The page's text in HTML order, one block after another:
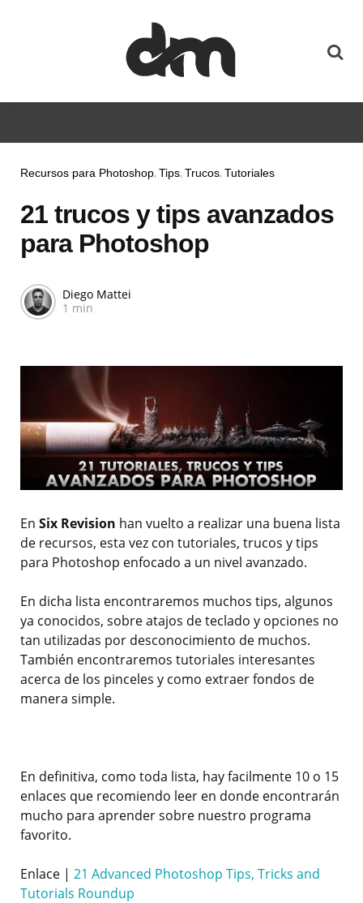
Recursos para Photoshop Tips Trucos Tutoriales
21 trucos y tips avanzados
para Photoshop
Diego Mattei
1 min
En Six Revision han vuelto a realizar una buena lista
de recursos, esta vez con tutoriales, trucos y tips
para Photoshop enfocado a un nivel avanzado.
En dicha lista encontraremos muchos tips, algunos
ya conocidos, sobre atajos de teclado y opciones no
tan utilizadas por desconocimiento de muchos.
También encontraremos tutoriales interesantes
acerca de los pinceles y como extraer fondos de
manera simple.
En definitiva, como toda lista, hay facilmente 10 o 15
enlaces que recomiendo leer en donde encontrarán
mucho para aprender sobre nuestro programa
favorito.
Enlace | 21 Advanced Photoshop Tips, Tricks and
Tutorials Roundup